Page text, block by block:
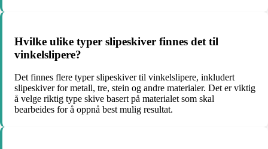
Hvilke ulike typer slipeskiver finnes det til
vinkelslipere?
Det finnes flere typer slipeskiver til vinkelslipere, inkludert
slipeskiver for metall, tre, stein og andre materialer. Det er viktig
å velge riktig type skive basert på materialet som skal
bearbeides for å oppnå best mulig resultat.